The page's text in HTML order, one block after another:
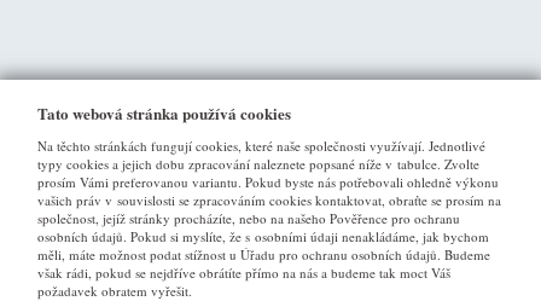
VŠE O NÁKUPU
Tato webová stránka používá cookies
Na těchto stránkách fungují cookies, které naše společnosti využívají. Jednotlivé
typy cookies a jejich dobu zpracování naleznete popsané níže v tabulce. Zvolte
prosím Vámi preferovanou variantu. Pokud byste nás potřebovali ohledně výkonu
vašich práv v souvislosti se zpracováním cookies kontaktovat, obraťte se prosím na
společnost, jejíž stránky procházíte, nebo na našeho Pověřence pro ochranu
osobních údajů. Pokud si myslíte, že s osobními údaji nenakládáme, jak bychom
měli, máte možnost podat stížnost u Úřadu pro ochranu osobních údajů. Budeme
však rádi, pokud se nejdříve obrátíte přímo na nás a budeme tak moct Váš
požadavek obratem vyřešit.